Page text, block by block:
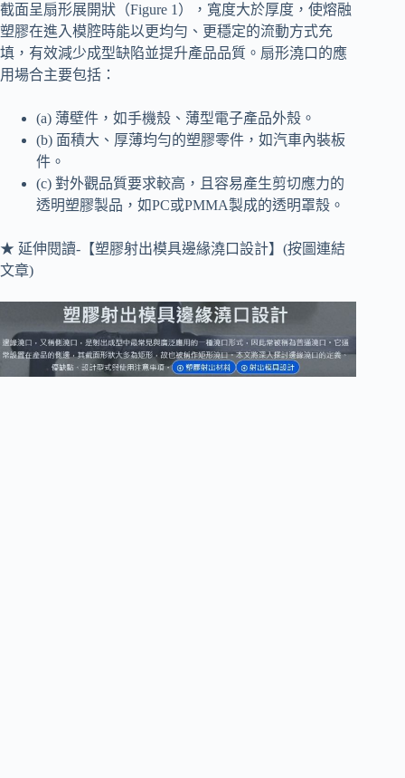
截面呈扇形展開狀（Figure 1），寬度大於厚度，使熔融
塑膠在進入模腔時能以更均勻、更穩定的流動方式充
填，有效減少成型缺陷並提升產品品質。扇形澆口的應
用場合主要包括：
(a) 薄壁件，如手機殼、薄型電子產品外殼。
(b) 面積大、厚薄均勻的塑膠零件，如汽車內裝板
件。
(c) 對外觀品質要求較高，且容易產生剪切應力的
透明塑膠製品，如PC或PMMA製成的透明罩殼。
★ 延伸閱讀-【塑膠射出模具邊緣澆口設計】(按圖連結
文章)